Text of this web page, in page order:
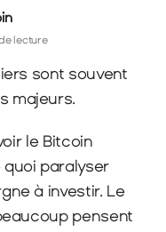
lecture
sont souvent
majeurs.
le Bitcoin
quoi paralyser
à investir. Le
pensent